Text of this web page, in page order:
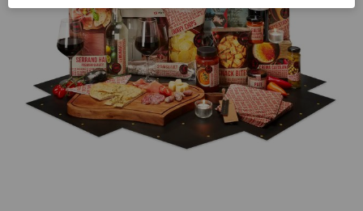
Demo Direct bestellen